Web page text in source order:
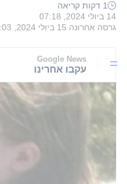
1 דקות קריאה
14 ביולי 2024, 07:18
גרסה אחרונה 15 ביולי 2024, 10:03
Google News
עקבו אחרינו